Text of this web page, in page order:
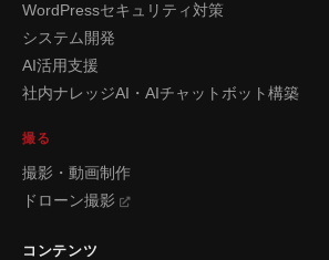
WordPressセキュリティ対策
システム開発
AI活用支援
社内ナレッジAI・AIチャットボット構築
撮る
撮影・動画制作
ドローン撮影
コンテンツ